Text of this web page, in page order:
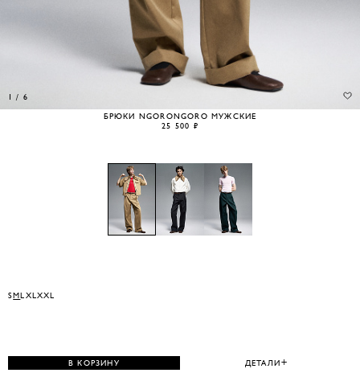
1 / 6
БРЮКИ NGORONGORO МУЖСКИЕ
25 500 ₽
SML XLXXL
ДЕТАЛИ
В КОРЗИНУ